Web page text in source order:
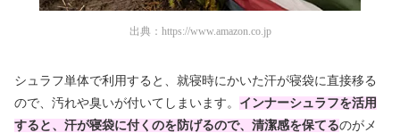
出典： https://www.amazon.co.jp
シュラフ単体で利用すると、就寝時にかいた汗が寝袋に直接移る
ので、汚れや臭いが付いてしまいます。 インナーシュラフを活用
すると、汗が寝袋に付くのを防げるので、清潔感を保てるのがメ